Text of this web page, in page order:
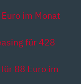
im Monat
für 428
88 Euro im